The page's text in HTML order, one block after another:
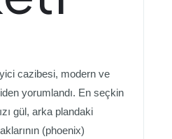
cazibesi, modern ve
yorumlandı. En seçkin
gül, arka plandaki
(phoenix)